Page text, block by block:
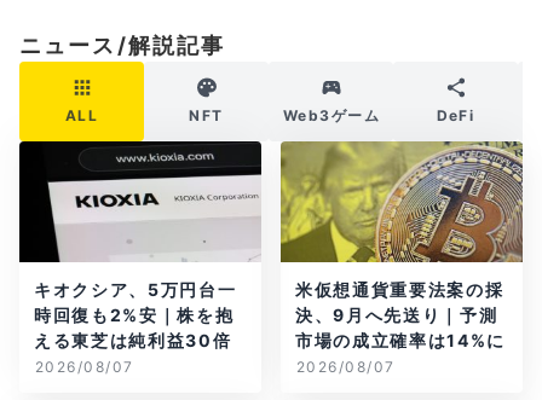
ニュース/解説記事
ALL NFT Web3ゲーム DeFi
キオクシア、5万円台一
時回復も2%安｜株を抱
える東芝は純利益30倍
2026/08/07
米仮想通貨重要法案の採
決、9月へ先送り｜予測
市場の成立確率は14%に
2026/08/07